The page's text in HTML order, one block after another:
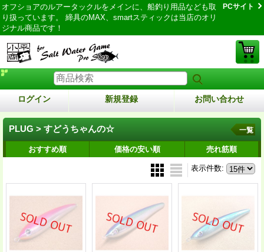
オフショアのルアータックルをメインに、船釣り用品なども取
り扱っています。 締具のMAX、smartスティックは当店のオリ
ジナル商品です！
PCサイト
ログイン 新規登録 お問い合わせ
PLUG > すどうちゃんの☆ 一覧
おすすめ順 価格の安い順 売れ筋順
表示件数: